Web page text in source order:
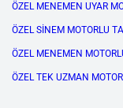
ÖZEL MENEMEN UYAR
ÖZEL SİNEM MOTORLU
ÖZEL MENEMEN
ÖZEL TEK UZMAN